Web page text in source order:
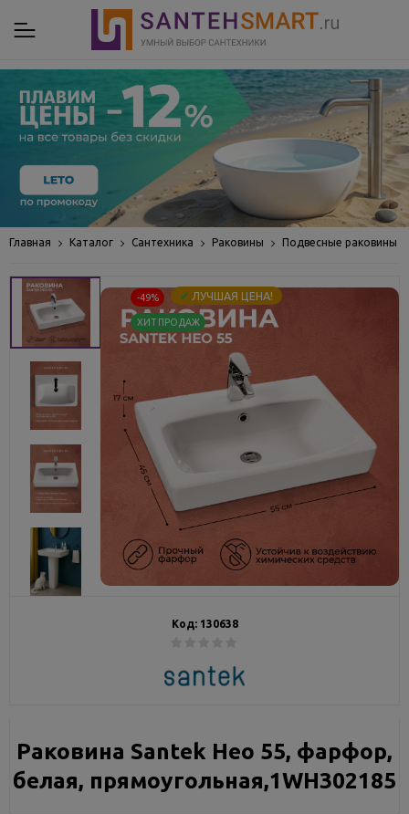
Главная Каталог Сантехника Раковины Подвесные раковины
-49% ✔ ЛУЧШАЯ ЦЕНА!
ХИТ ПРОДАЖ
Код: 130638
Раковина Santek Нео 55, фарфор,
белая, прямоугольная,1WH302185